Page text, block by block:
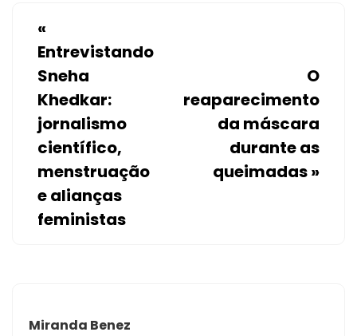
«
Entrevistando
Sneha
Khedkar:
jornalismo
científico,
menstruação
e alianças
feministas
O
reaparecimento
da máscara
durante as
queimadas»
Miranda Benez